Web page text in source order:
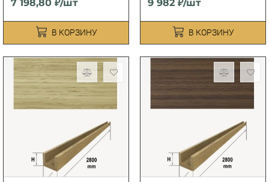
7 198,80 ₽/шт
В КОРЗИНУ
9 982 ₽/шт
В КОРЗИНУ